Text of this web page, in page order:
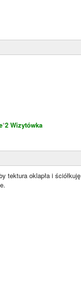
*2 Wizytówka
tektura oklapła i ściółkuję